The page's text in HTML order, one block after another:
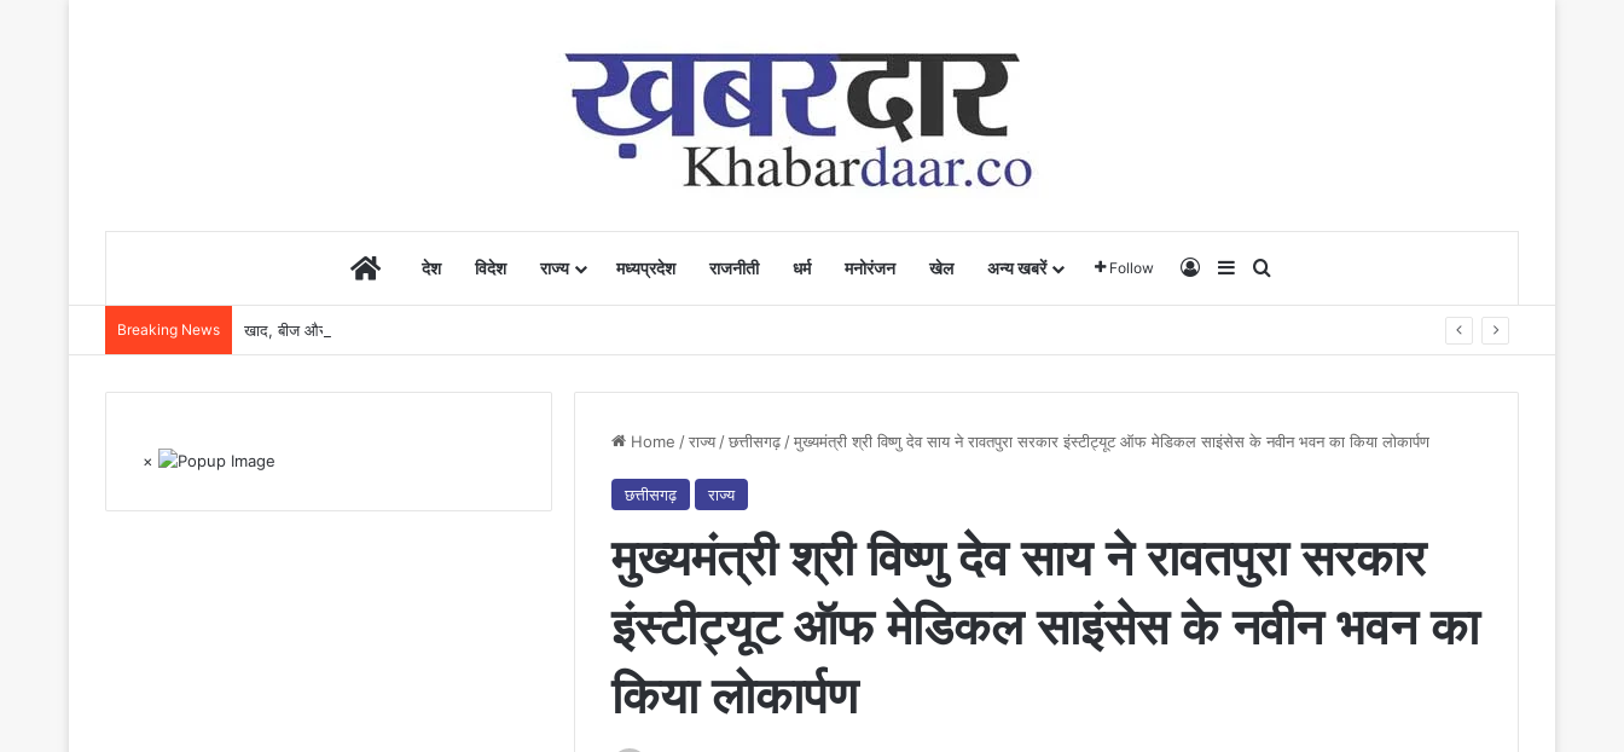
Homeदेश विदेश राज्य मध्यप्रदेश राजनीती धर्म मनोरंजन खेल अन्य खबरें Follow Log InSidebar
Breaking News खाद, बीज और उर्वरकों की समय पर उपलब्धता से किसानों में उत्साह, नैनो डीएपी और नैनो यूरिया बने किसानों के भरोसेमंद कृषि साथी…..
Home /राज्य /छत्तीसगढ़ /मुख्यमंत्री श्री विष्णु देव साय ने रावतपुरा सरकार इंस्टीट्यूट ऑफ मेडिकल साइंसेस के नवीन भवन का किया लोकार्पण
छत्तीसगढ़ राज्य
मुख्यमंत्री श्री विष्णु देव साय ने रावतपुरा सरकार
इंस्टीट्यूट ऑफ मेडिकल साइंसेस के नवीन भवन का
किया लोकार्पण
×